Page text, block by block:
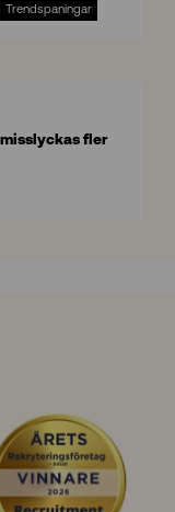
Trendspaningar
fler